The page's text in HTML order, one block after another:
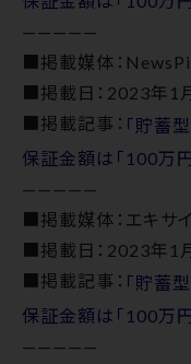
—————
■掲載媒体：
■掲載日：2023年1月
■掲載記事： 「貯蓄
保証金額は「100万
—————
■掲載媒体：エキサ
■掲載日：2023年1月
■掲載記事： 「貯蓄
保証金額は「100万
—————